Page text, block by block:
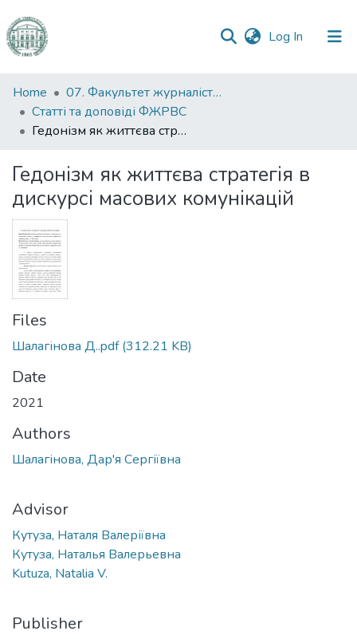
Log In (current)
Communities
&
Collections
Statistics
Home
07. Факультет журналістики, реклами та видавничої справи
Статті та доповіді ФЖРВС
Гедонізм як життєва стратегія в дискурсі масових комунікацій
Гедонізм як життєва стратегія в
дискурсі масових комунікацій
Files
Шалагінова Д..pdf(312.21 KB)
Date
2021
Authors
Шалагінова, Дар'я Сергіївна
Advisor
Кутуза, Наталя Валеріївна
Кутуза, Наталья Валерьевна
Kutuza, Natalia V.
Publisher